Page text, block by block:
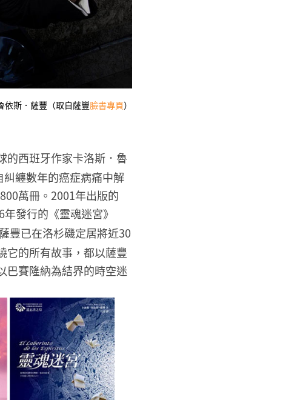
依斯．薩豐（取自薩豐臉書專頁）
的西班牙作家卡洛斯．魯
纏數年的癌症病痛中解
萬冊。2001年出版的
發行的《靈魂迷宮》
豐已在洛杉磯定居將近30
它的所有故事，都以薩豐
巴賽隆納為結界的時空迷